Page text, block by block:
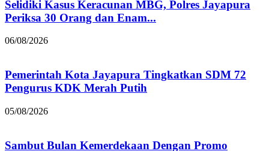
Selidiki Kasus Keracunan MBG, Polres Jayapura
Periksa 30 Orang dan Enam...
06/08/2026
Pemerintah Kota Jayapura Tingkatkan SDM 72
Pengurus KDK Merah Putih
05/08/2026
Sambut Bulan Kemerdekaan Dengan Promo